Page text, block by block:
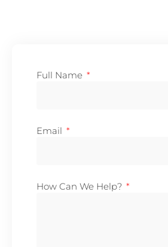
Full Name
Email
How Can We Help?